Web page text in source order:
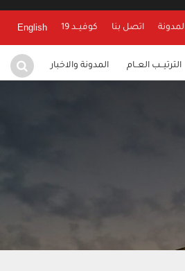
اتصل بنا كوفيــد 19 English
الترتيــب العــام المدونة والاخبار